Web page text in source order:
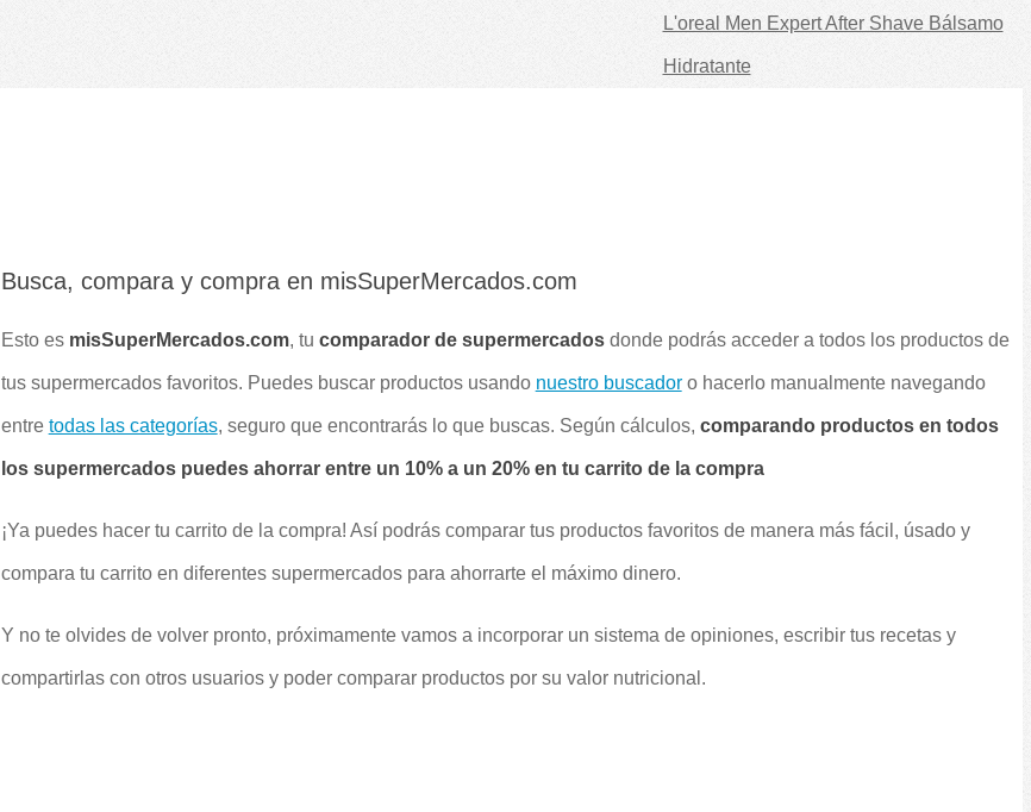
L'oreal Men Expert After Shave Bálsamo
Hidratante
Busca, compara y compra en misSuperMercados.com
Esto es misSuperMercados.com, tu comparador de supermercadosdonde podrás acceder a todos los productos de
tus supermercados favoritos. Puedes buscar productos usando nuestro buscadoro hacerlo manualmente navegando
entre todas las categorías, seguro que encontrarás lo que buscas. Según cálculos, comparando productos en todos
los supermercados puedes ahorrar entre un 10% a un 20% en tu carrito de la compra
¡Ya puedes hacer tu carrito de la compra! Así podrás comparar tus productos favoritos de manera más fácil, úsado y
compara tu carrito en diferentes supermercados para ahorrarte el máximo dinero.
Y no te olvides de volver pronto, próximamente vamos a incorporar un sistema de opiniones, escribir tus recetas y
compartirlas con otros usuarios y poder comparar productos por su valor nutricional.